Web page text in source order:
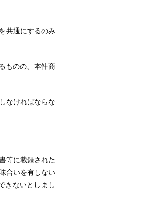
共通にするのみ
ものの、本件商
なければならな
等に載録された
合いを有しない
きないとしまし